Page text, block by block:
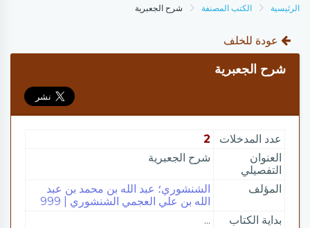
الرئيسية الكتب المصنفة شرح الجعبرية
عودة للخلف
شرح الجعبرية
عدد المدخلات
2
العنوان
التفصيلي
شرح الجعبرية
المؤلف
الشنشوري؛ عبد الله بن محمد بن عبد
الله بن علي العجمي الشنشوري | 999
بداية الكتاب
...